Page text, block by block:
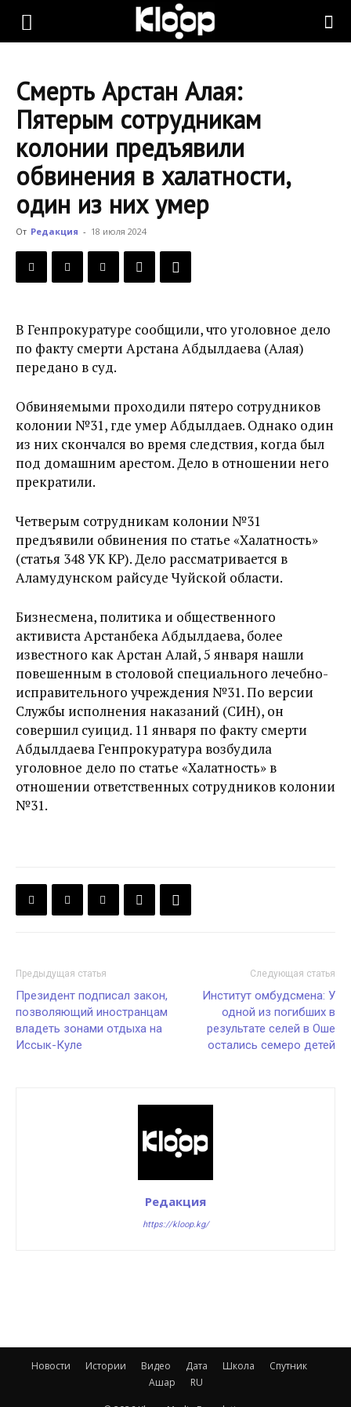
KLOOP.KG
Новости
Кыргызстана
Смерть Арстан Алая:
Пятерым сотрудникам
колонии предъявили
обвинения в халатности,
один из них умер
От Редакция - 18 июля 2024
В Генпрокуратуре сообщили, что уголовное дело
по факту смерти Арстана Абдылдаева (Алая)
передано в суд.
Обвиняемыми проходили пятеро сотрудников
колонии №31, где умер Абдылдаев. Однако один
из них скончался во время следствия, когда был
под домашним арестом. Дело в отношении него
прекратили.
Четверым сотрудникам колонии №31
предъявили обвинения по статье «Халатность»
(статья 348 УК КР). Дело рассматривается в
Аламудунском райсуде Чуйской области.
Бизнесмена, политика и общественного
активиста Арстанбека Абдылдаева, более
известного как Арстан Алай, 5 января нашли
повешенным в столовой специального лечебно-
исправительного учреждения №31. По версии
Службы исполнения наказаний (СИН), он
совершил суицид. 11 января по факту смерти
Абдылдаева Генпрокуратура возбудила
уголовное дело по статье «Халатность» в
отношении ответственных сотрудников колонии
№31.
Предыдущая статья
Президент подписал закон,
позволяющий иностранцам
владеть зонами отдыха на
Иссык-Куле
Следующая статья
Институт омбудсмена: У
одной из погибших в
результате селей в Оше
остались семеро детей
Редакция
https://kloop.kg/
Новости Истории Видео Дата Школа
Спутник
Ашар
RU